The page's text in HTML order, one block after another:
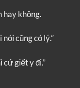
hay không.
cũng có lý.”
cứ giết y đi.”